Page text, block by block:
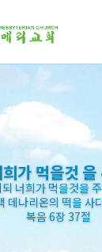
가 먹을것 을
너희가 먹을것을
데나리온의 떡을 사
복음 6장 37절
데나리온의 떡을 사